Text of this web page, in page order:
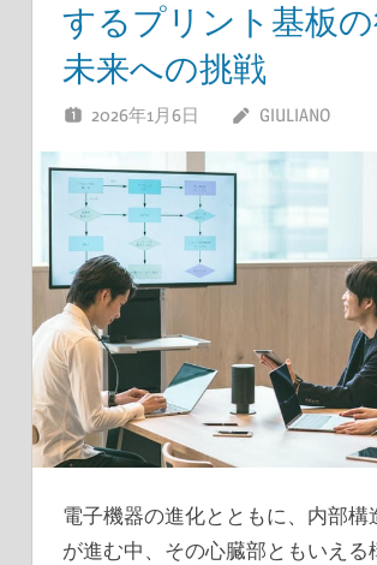
するプリント基板の
未来への挑戦
2026年1月6日 GIULIANO
電子機器の進化とともに、内部構
が進む中、その心臓部ともいえる